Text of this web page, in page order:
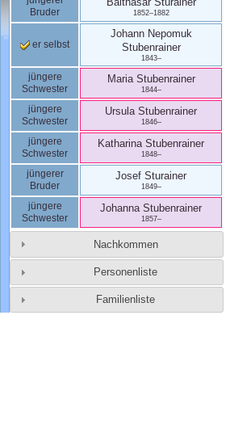
Bruder
1852–1882
er selbst
Johann Nepomuk
Stubenrainer
1843–
jüngere
Schwester
Maria Stubenrainer
1844–
jüngere
Schwester
Ursula Stubenrainer
1846–
jüngere
Schwester
Katharina Stubenrainer
1848–
jüngerer
Bruder
Josef Sturainer
1849–
jüngere
Schwester
Johanna Stubenrainer
1857–
Nachkommen
Personenliste
Familienliste